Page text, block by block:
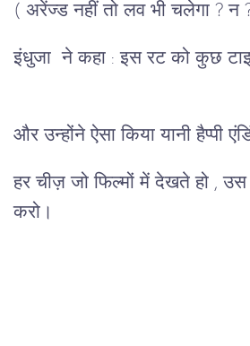
( अरेंज्ड नहीं तो लव भी चलेगा ? न
इंधुजा ने कहा : इस रट को कुछ
और उन्होंने ऐसा किया यानी हैप्पी
हर चीज़ जो फिल्मों में देखते हो , उस
करो।